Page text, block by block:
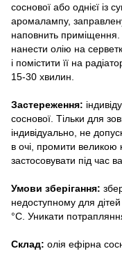
соснової або однієї із
аромалампу,
наповнить
нанести олію на
і помістити її на
15-30 хвилин.
Застереження:
соснової. Тільки для
індивідуально, не
в очі, промити великою
застосовувати під час
Умови зберігання:
недоступному для
°C. Уникати
Склад: олія ефірна